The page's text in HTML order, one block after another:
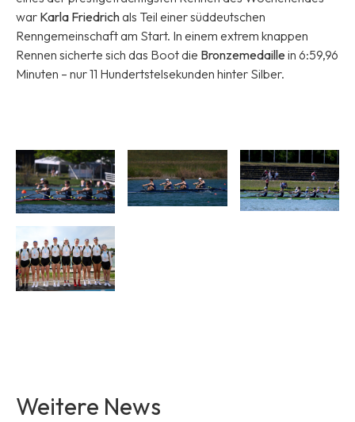
war Karla Friedrichals Teil einer süddeutschen
Renngemeinschaft am Start. In einem extrem knappen
Rennen sicherte sich das Boot die Bronzemedaillein 6:59,96
Minuten – nur 11 Hundertstelsekunden hinter Silber.
Weitere News